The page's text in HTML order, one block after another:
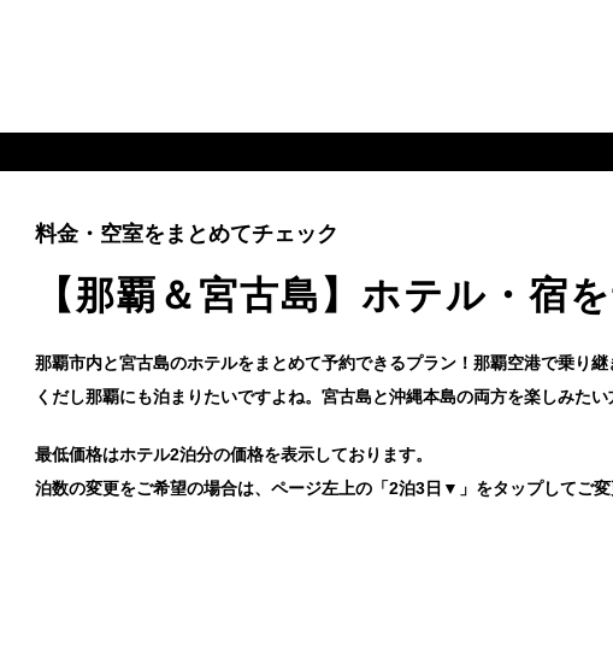
料金・空室をまとめてチェック
【那覇＆宮古島】ホテル・宿
那覇市内と宮古島のホテルをまとめて予約できるプラン！那覇空港で乗り
くだし那覇にも泊まりたいですよね。宮古島と沖縄本島の両方を楽しみたい
最低価格はホテル2泊分の価格を表示しております。
泊数の変更をご希望の場合は、ページ左上の「2泊3日▼」をタップしてご変